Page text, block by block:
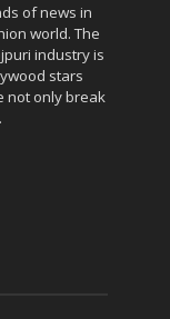
of news in
world. The
industry is
stars
not only break